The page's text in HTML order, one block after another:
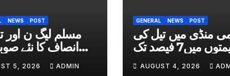
NEWS POST
مسلم لیگ ن اور
انصاف کا نئے
5, 2026 ADMIN
GENERAL NEWS POST
منڈی میں تیل کی
قیمتوں میں7 فیصد تک
AUGUST 4, 2026